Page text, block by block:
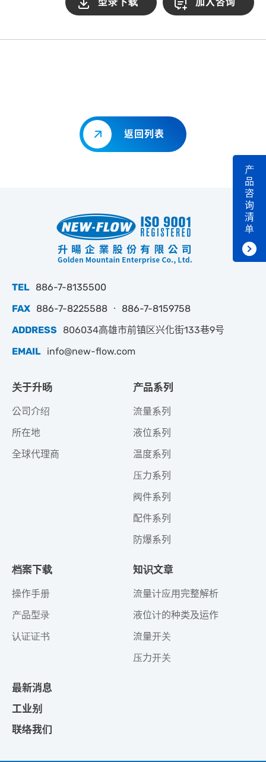
型录下载 加入咨询
返回列表
产
品
咨
询
清
单
TEL 886-7-8135500
FAX 886-7-8225588 ‧ 886-7-8159758
ADDRESS
806034高雄市前镇区兴化街133巷9号
EMAIL info@new-flow.com
关于升旸
公司介绍
所在地
全球代理商
产品系列
流量系列
液位系列
温度系列
压力系列
阀件系列
配件系列
防爆系列
档案下载
操作手册
产品型录
认证证书
知识文章
流量计应用完整解析
液位计的种类及运作
流量开关
压力开关
最新消息
工业别
联络我们